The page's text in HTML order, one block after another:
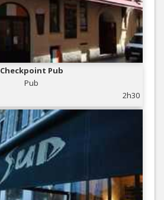
Checkpoint Pub
Pub
2h30